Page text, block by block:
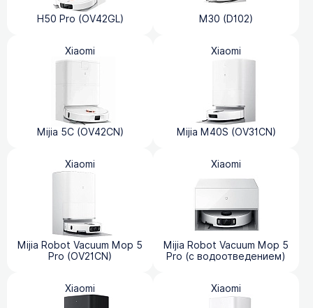
H50 Pro (OV42GL) M30 (D102)
Xiaomi
Mijia 5C (OV42CN)
Xiaomi
Mijia M40S (OV31CN)
Xiaomi
Mijia Robot Vacuum Mop 5
Pro (OV21CN)
Xiaomi
Mijia Robot Vacuum Mop 5
Pro (с водоотведением)
Xiaomi Xiaomi